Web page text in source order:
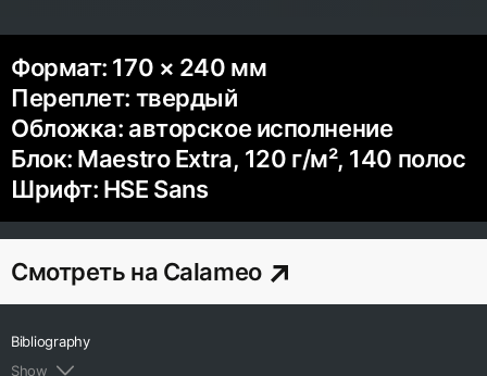
Формат: 170 × 240 мм
Переплет: твердый
Обложка: авторское исполнение
Блок: Maestro Extra, 120 г/м², 140 полос
Шрифт: HSE Sans
Смотреть на Calameo
Bibliography
Show